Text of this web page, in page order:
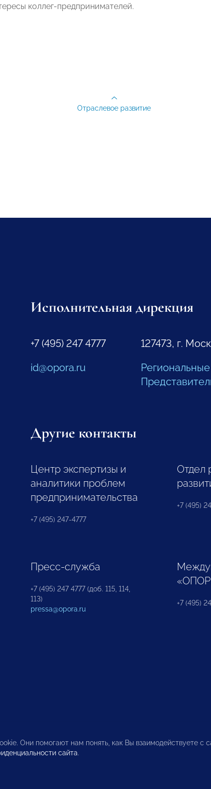
коллег-предпринимателей.
Отраслевое развитие
Исполнительная дирекция
+7 (495) 247 4777
id@opora.ru
127473, г.
Другие контакты
Центр экспертизы и
аналитики проблем
предпринимательства
+7 (495) 247-4777
Отдел
+7 (495)
Пресс-служба
+7 (495) 247 4777 (доб. 115, 114,
113)
pressa@opora.ru
+7 (495)
Они помогают нам понять, как Вы взаимодействуете с
сайта.